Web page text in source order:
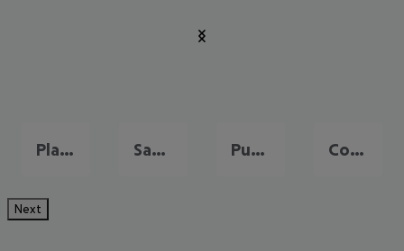
Playa de las Americas Santa Cruz de Tenerife Puerto de la Cruz Costa Adeje
Next